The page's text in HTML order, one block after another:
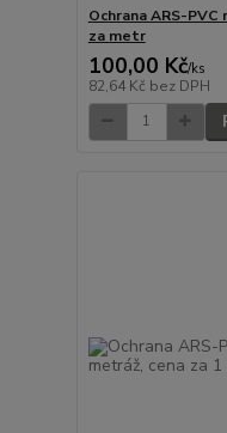
Ochrana ARS-
za metr
100,00 Kč/ks
82,64 Kč bez DPH